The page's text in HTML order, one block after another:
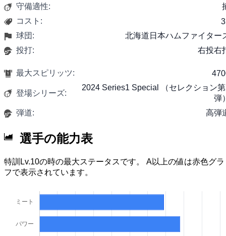
守備適性:
コスト:
球団:
北海道日本ハムファイター
投打:
右投右
最大スピリッツ:
登場シリーズ:
2024 Series1 Special （セレクション
弾
弾道:
高弾
選手の能力表
特訓Lv.10の時の最大ステータスです。 A以上の値は赤色グラ
フで表示されています。